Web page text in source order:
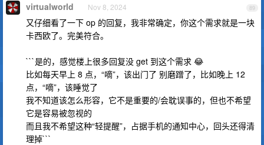
89
virtualworld Nov 8, 2024
又仔细看了一下 op 的回复，我非常确定，你这个需求就是一块
卡西欧了。完美符合。
```是的，感觉楼上很多回复没 get 到这个需求 😂
比如每天早上 8 点，“嘀”，该出门了 别磨蹭了，比如晚上 12
点，“嘀”，该睡觉了
我不知道该怎么形容，它不是重要的/会耽误事的，但也不希望
它是容易被忽视的
而且我不希望这种“轻提醒”，占据手机的通知中心，回头还得清
理掉```